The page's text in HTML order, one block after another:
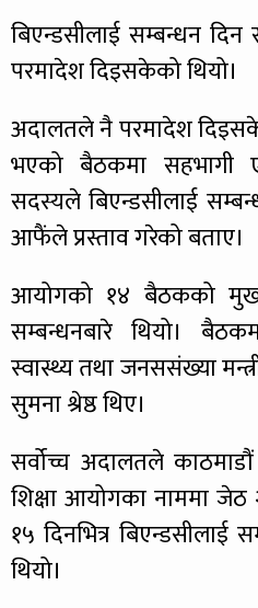
बिएन्डसीलाई सम्बन्धन
परमादेश दिइसकेको थियो।
अदालतले नै परमादेश
भएको बैठकमा सहभागी
सदस्यले बिएन्डसीलाई
आफैंले प्रस्ताव गरेको बताए।
आयोगको १४ बैठकको
सम्बन्धनबारे थियो।
स्वास्थ्य तथा जनससंख्या मन्त्री
सुमना श्रेष्ठ थिए।
सर्वोच्च अदालतले काठमाडौं
शिक्षा आयोगका नाममा जेठ
१५ दिनभित्र
थियो।